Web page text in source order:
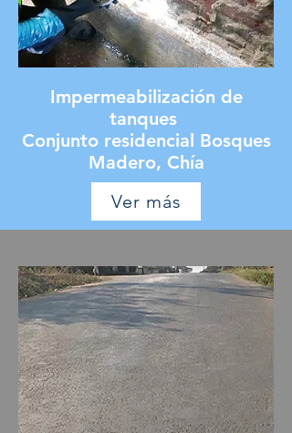
Impermeabilización de
tanques
Conjunto residencial Bosques
Madero, Chía
Ver más